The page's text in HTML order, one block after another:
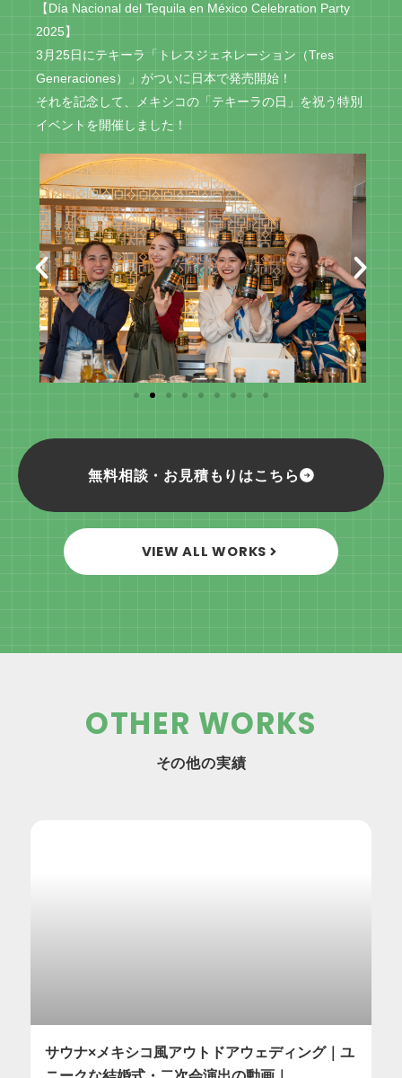
【Día Nacional del Tequila en México Celebration Party
2025】
3月25日にテキーラ「トレスジェネレーション（Tres
Generaciones）」がついに日本で発売開始！
それを記念して、メキシコの「テキーラの日」を祝う特別
イベントを開催しました！
無料相談・お見積もりはこちら
VIEW ALL WORKS
OTHER WORKS
その他の実績
サウナ×メキシコ風アウトドアウェディング｜ユ